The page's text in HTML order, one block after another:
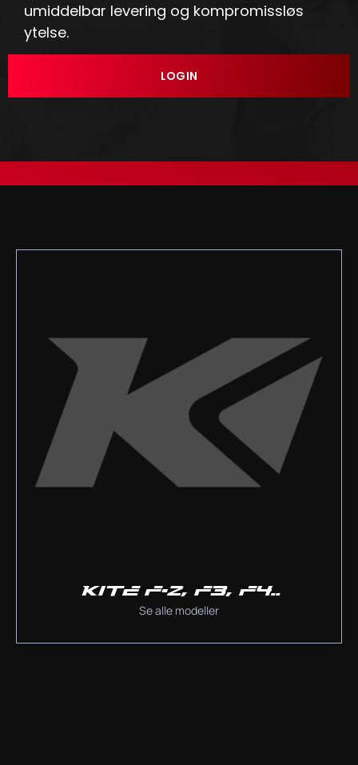
umiddelbar levering og kompromissløs
ytelse.
LOGIN
KITE F-2, F3, F4..
Se alle modeller